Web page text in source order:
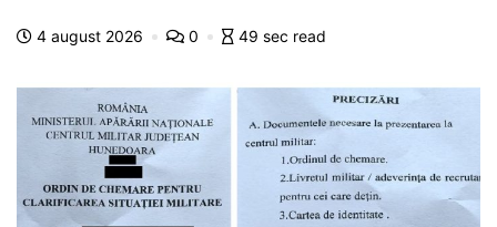
b
o
o
k
A
p
e
g
er
a
a
g
e
a
ă
4 august 2026 0 49 sec read